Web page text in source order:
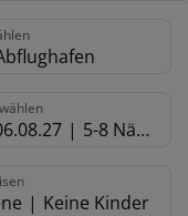
5-8 Nächte
Keine Kinder